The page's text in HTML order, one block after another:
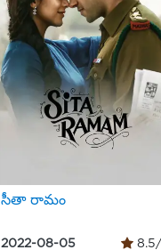
సీతా రామం
2022-08-05 8.5/